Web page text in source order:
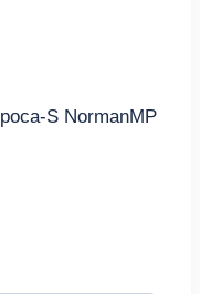
S NormanMP